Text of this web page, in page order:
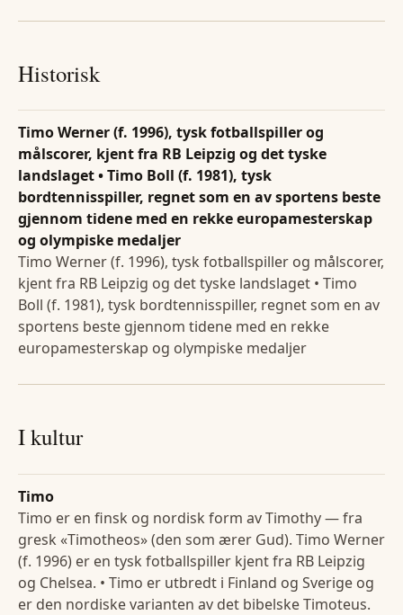
Historisk
Timo Werner (f. 1996), tysk fotballspiller og
målscorer, kjent fra RB Leipzig og det tyske
landslaget • Timo Boll (f. 1981), tysk
bordtennisspiller, regnet som en av sportens beste
gjennom tidene med en rekke europamesterskap
og olympiske medaljer
Timo Werner (f. 1996), tysk fotballspiller og målscorer,
kjent fra RB Leipzig og det tyske landslaget • Timo
Boll (f. 1981), tysk bordtennisspiller, regnet som en av
sportens beste gjennom tidene med en rekke
europamesterskap og olympiske medaljer
I kultur
Timo
Timo er en finsk og nordisk form av Timothy — fra
gresk «Timotheos» (den som ærer Gud). Timo Werner
(f. 1996) er en tysk fotballspiller kjent fra RB Leipzig
og Chelsea. • Timo er utbredt i Finland og Sverige og
er den nordiske varianten av det bibelske Timoteus.